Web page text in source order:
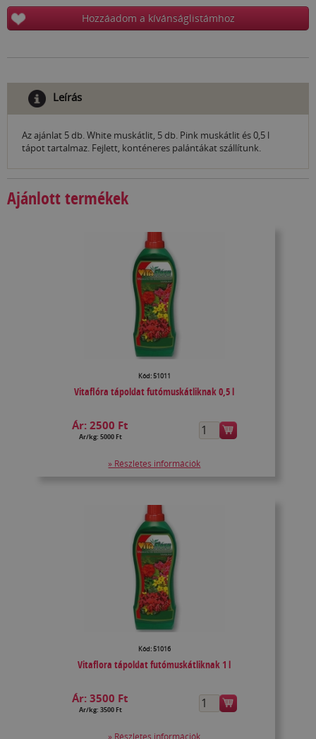
Hozzáadom a kívánságlistámhoz
Leírás
Az ajánlat 5 db. White muskátlit, 5 db. Pink muskátlit és 0,5 l
tápot tartalmaz. Fejlett, konténeres palántákat szállítunk.
Ajánlott termékek
Kód: 51011
Vitaflóra tápoldat futómuskátliknak 0,5 l
Ár:2500 Ft
Ár/kg: 5000 Ft
» Részletes információk
Kód: 51016
Vitaflora tápoldat futómuskátliknak 1 l
Ár:3500 Ft
Ár/kg: 3500 Ft